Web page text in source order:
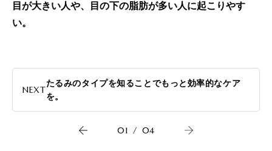
目が大きい人や、目の下の脂肪が多い人に起こりやす
い。
NEXT
たるみのタイプを知ることでもっと効率的なケア
を。
01 / 04